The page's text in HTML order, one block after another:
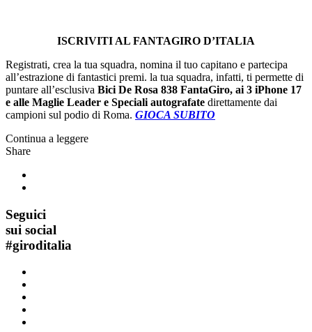
ISCRIVITI AL FANTAGIRO D’ITALIA
Registrati, crea la tua squadra, nomina il tuo capitano e partecipa
all’estrazione di fantastici premi. la tua squadra, infatti, ti permette di
puntare all’esclusiva Bici De Rosa 838 FantaGiro, ai 3 iPhone 17
e alle Maglie Leader e Speciali autografate direttamente dai
campioni sul podio di Roma. GIOCA SUBITO
Continua a leggere
Share
Seguici
sui social
#giroditalia